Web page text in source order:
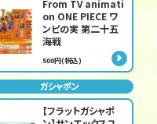
From TV animati
on ONE PIECE ワ
ンピの実 第二十五
海戦
500円(税込)
ガシャポン
【フラットガシャポ